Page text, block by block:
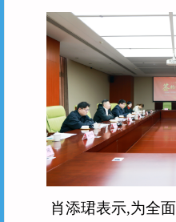
肖添珺表示,为全